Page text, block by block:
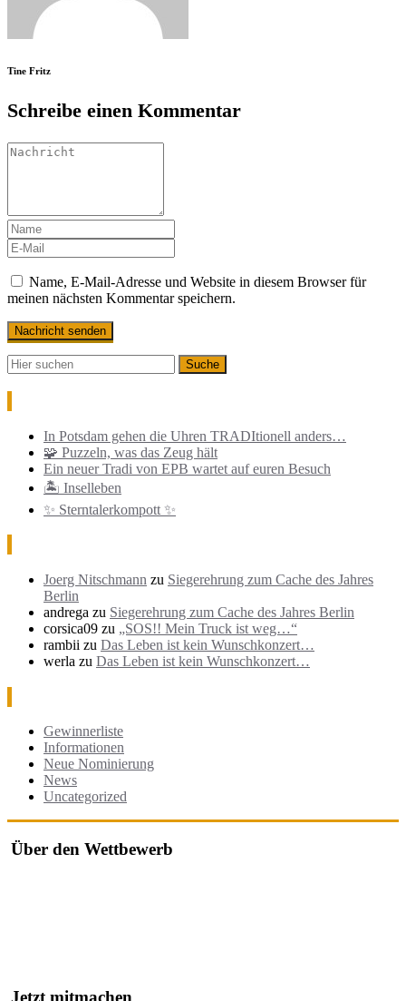
Tine Fritz
Schreibe einen Kommentar
Name, E-Mail-Adresse und Website in diesem Browser für
meinen nächsten Kommentar speichern.
In Potsdam gehen die Uhren TRADItionell anders…
🧩 Puzzeln, was das Zeug hält
Ein neuer Tradi von EPB wartet auf euren Besuch
🏝️ Inselleben
✨ Sterntalerkompott ✨
Joerg Nitschmann zu Siegerehrung zum Cache des Jahres
Berlin
andrega zu Siegerehrung zum Cache des Jahres Berlin
corsica09 zu „SOS!! Mein Truck ist weg…“
rambii zu Das Leben ist kein Wunschkonzert…
werla zu Das Leben ist kein Wunschkonzert…
Gewinnerliste
Informationen
Neue Nominierung
News
Uncategorized
Über den Wettbewerb
Jetzt mitmachen